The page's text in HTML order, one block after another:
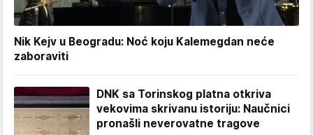
Nik Kejv u Beogradu: Noć koju Kalemegdan neće
zaboraviti
DNK sa Torinskog platna otkriva
vekovima skrivanu istoriju: Naučnici
pronašli neverovatne tragove